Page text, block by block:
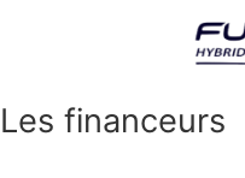
Les financeurs